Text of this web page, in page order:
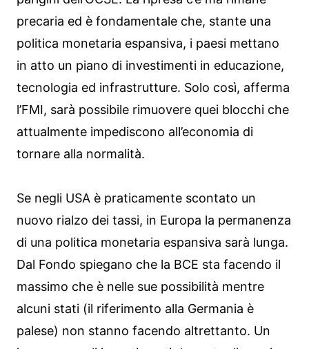
precaria ed è fondamentale che, stante una
politica monetaria espansiva, i paesi mettano
in atto un piano di investimenti in educazione,
tecnologia ed infrastrutture. Solo così, afferma
l’FMI, sarà possibile rimuovere quei blocchi che
attualmente impediscono all’economia di
tornare alla normalità.
Se negli USA è praticamente scontato un
nuovo rialzo dei tassi, in Europa la permanenza
di una politica monetaria espansiva sarà lunga.
Dal Fondo spiegano che la BCE sta facendo il
massimo che è nelle sue possibilità mentre
alcuni stati (il riferimento alla Germania è
palese) non stanno facendo altrettanto. Un